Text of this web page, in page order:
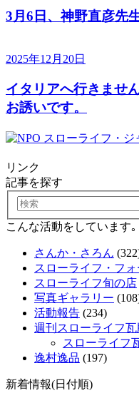
3月6日、神野直彦先
2025年12月20日
イタリアへ行きませ
お誘いです。
リンク
記事を探す
検
索
こんな活動をしています｡
さんか・さろん
スローライフ・フォ
スローライフ旬の店
写真ギャラリー
活動報告 (234)
週刊スローライフ瓦
スローライフ
逸村逸品 (197)
新着情報(日付順)